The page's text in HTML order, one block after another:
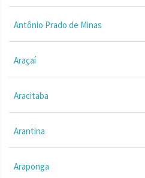
Antônio Prado de Minas
Araçaí
Aracitaba
Arantina
Araponga